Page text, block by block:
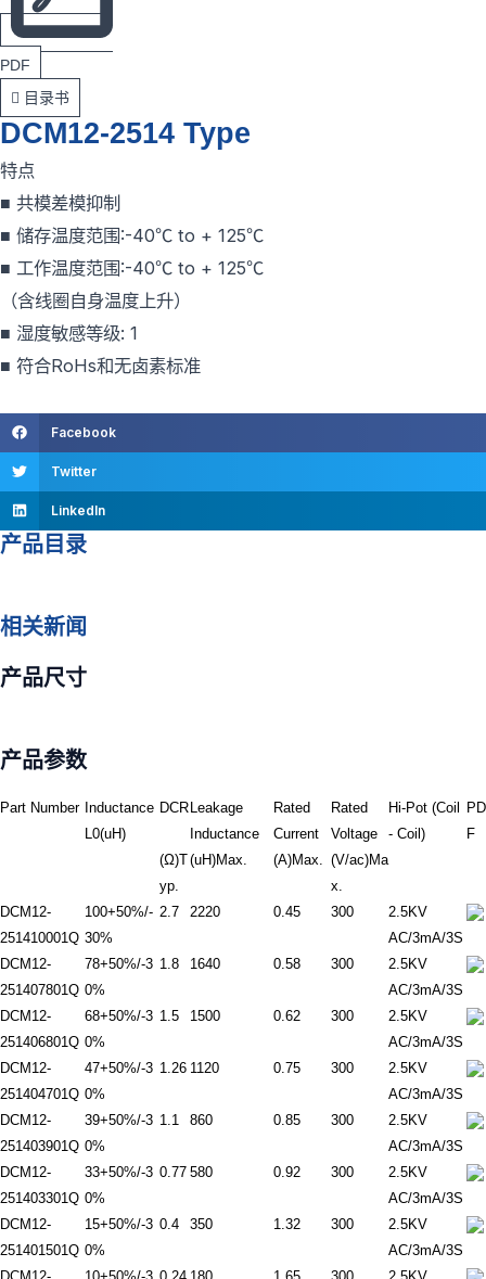
PDF
目录书
DCM12-2514 Type
特点
■ 共模差模抑制
■ 储存温度范围:-40℃ to + 125℃
■ 工作温度范围:-40℃ to + 125℃
（含线圈自身温度上升）
■ 湿度敏感等级: 1
■ 符合RoHs和无卤素标准
Facebook
Twitter
LinkedIn
产品目录
相关新闻
产品尺寸
产品参数
Part Number Inductance
L0(uH)
DCRLeakage
Inductance
Rated
Current
Rated
Voltage
Hi-Pot (Coil
- Coil)
PD
F
(Ω)T
yp.
(uH)Max. (A)Max.
(V/ac)Ma
x.
DCM12-
251410001Q
100+50%/-
30%
2.7 2220 0.45 300
2.5KV
AC/3mA/3S
DCM12-
251407801Q
78+50%/-3
0%
1.8 1640 0.58 300
2.5KV
AC/3mA/3S
DCM12-
251406801Q
68+50%/-3
0%
1.5 1500 0.62 300
2.5KV
AC/3mA/3S
DCM12-
251404701Q
47+50%/-3
0%
1.26 1120 0.75 300
2.5KV
AC/3mA/3S
DCM12-
251403901Q
39+50%/-3
0%
1.1 860 0.85 300
2.5KV
AC/3mA/3S
DCM12-
251403301Q
33+50%/-3
0%
0.77 580 0.92 300
2.5KV
AC/3mA/3S
DCM12-
251401501Q
15+50%/-3
0%
0.4 350 1.32 300
2.5KV
AC/3mA/3S